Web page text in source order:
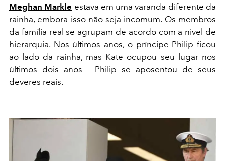
Meghan Markle estava em uma varanda diferente da
rainha, embora isso não seja incomum. Os membros
da família real se agrupam de acordo com a nivel de
hierarquia. Nos últimos anos, o príncipe Philip ficou
ao lado da rainha, mas Kate ocupou seu lugar nos
últimos dois anos - Philip se aposentou de seus
deveres reais.